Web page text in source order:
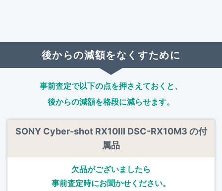
後からの減額をなくすために
事前査定で以下の点を押さえておくと、
後からの減額を格段に減らせます。
SONY Cyber-shot RX10III DSC-RX10M3 の付
属品
欠品がございましたら
事前査定時にお聞かせください。